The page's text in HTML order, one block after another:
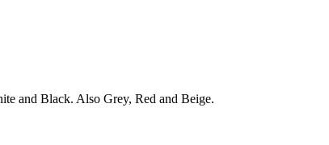
and Black. Also Grey, Red and Beige.